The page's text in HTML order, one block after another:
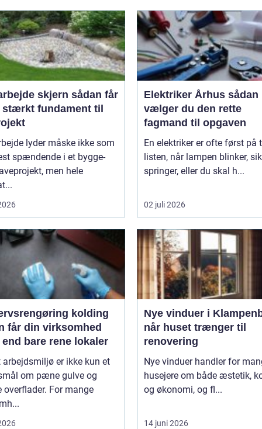
skjern sådan får
stærkt fundament til
lyder måske ikke som
spændende i et bygge-
men hele
Elektriker Århus sådan
vælger du den rette
fagmand til opgaven
En elektriker er ofte først på
listen, når lampen blinker,
springer, eller du skal h...
02 juli 2026
kolding
får din virksomhed
end bare rene lokaler
arbejdsmiljø er ikke kun et
om pæne gulve og
overflader. For mange
Nye vinduer i
når huset trænger til
renovering
Nye vinduer handler for
husejere om både æstetik,
og økonomi, og fl...
14 juni 2026